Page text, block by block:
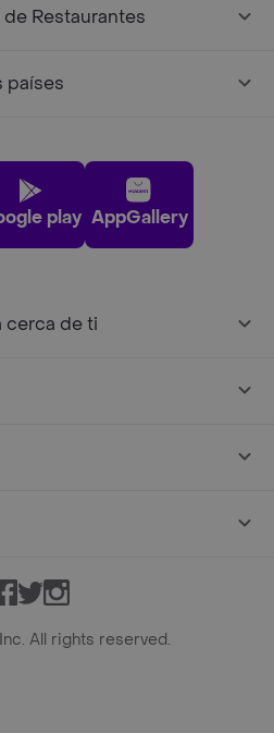
Restaurantes
países
play AppGallery
cerca de ti
Facebook
TwitterInstagram
All rights reserved.